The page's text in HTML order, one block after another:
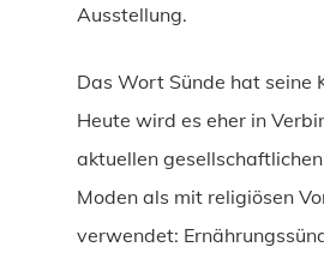
Ausstellung.
Das Wort Sünde hat seine
Heute wird es eher in
aktuellen
Moden als mit religiösen
verwendet: